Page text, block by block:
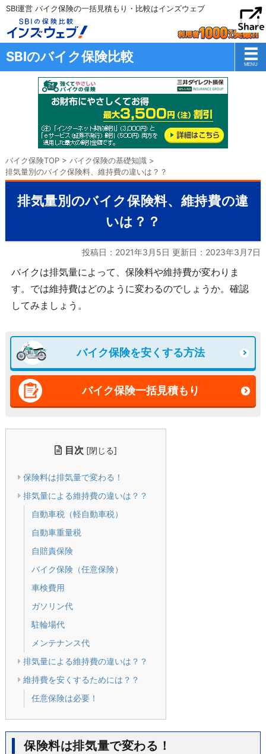
SBI運営 バイク保険の一括見積もり・比較はインズウェブ
SBIのバイク保険比較
バイク保険TOP> バイク保険の基礎知識 >
排気量別のバイク保険料、維持費の違いは？？
排気量別のバイク保険料、維持費の違
いは？？
投稿日：2021年3月5日 更新日： 2023年3月7日
バイクは排気量によって、保険料や維持費が変わりま
す。では維持費はどのように変わるのでしょうか。確認
してみましょう。
バイク保険を安くする方法
バイク保険一括見積もり
目次 [閉じる]
保険料は排気量で変わる！
排気量による維持費の違いは？？
自動車税（軽自動車税）
自動車重量税
自賠責保険
バイク保険（任意保険）
車検費用
ガソリン代
駐輪場代
メンテナンス代
排気量による維持費の違いは？？
維持費を安くするためには？？
任意保険は必要！
保険料は排気量で変わる！